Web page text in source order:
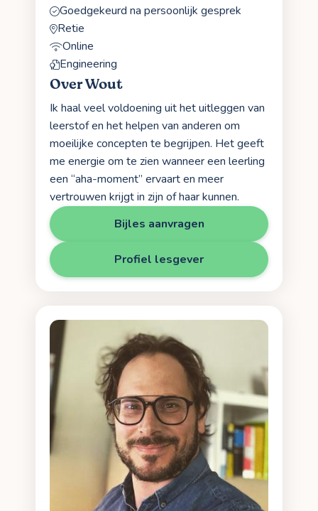
Goedgekeurd na persoonlijk gesprek
Retie
Online
Engineering
Over Wout
Ik haal veel voldoening uit het uitleggen van
leerstof en het helpen van anderen om
moeilijke concepten te begrijpen. Het geeft
me energie om te zien wanneer een leerling
een “aha-moment” ervaart en meer
vertrouwen krijgt in zijn of haar kunnen.
Bijles aanvragen
Profiel lesgever